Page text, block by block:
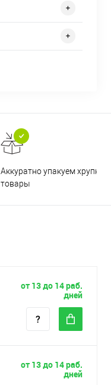
Аккуратно упакуем хрупкие
товары
от 13 до 14 раб.
дней
от 13 до 14 раб.
дней